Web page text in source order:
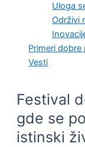
Uloga
Održivi
Primeri dobre
Vesti
Festival
gde se
istinski